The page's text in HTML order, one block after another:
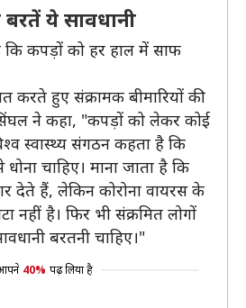
ये सावधानी
कि कपड़ों को हर हाल में साफ
करते हुए संक्रामक बीमारियों की
ने कहा, "कपड़ों को लेकर कोई
स्वास्थ्य संगठन कहता है कि
चाहिए। माना जाता है कि
देते हैं, लेकिन कोरोना वायरस के
नहीं है। फिर भी संक्रमित लोगों
बरतनी चाहिए।"
40% पढ़ लिया है